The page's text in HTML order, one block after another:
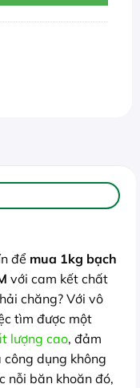
để mua 1kg bạch
với cam kết chất
chăng? Với vô
tìm được một
lượng cao, đảm
dụng không
nỗi băn khoăn đó,